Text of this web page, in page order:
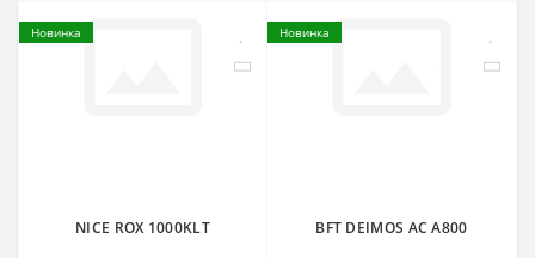
Новинка
NICE ROX 1000KLT
Новинка
BFT DEIMOS AC A800